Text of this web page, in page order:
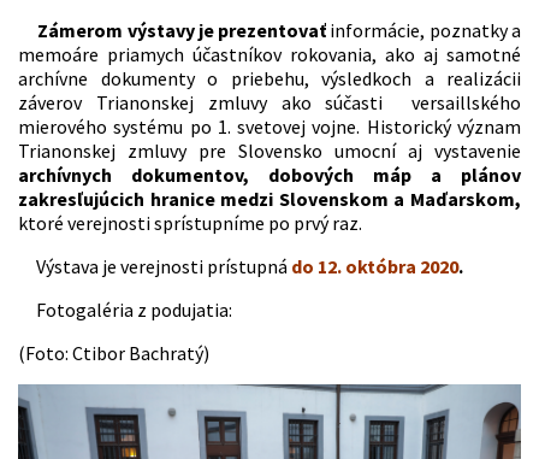
Zámerom výstavy je prezentovať informácie, poznatky a
memoáre priamych účastníkov rokovania, ako aj samotné
archívne dokumenty o priebehu, výsledkoch a realizácii
záverov Trianonskej zmluvy ako súčasti versaillského
mierového systému po 1. svetovej vojne. Historický význam
Trianonskej zmluvy pre Slovensko umocní aj vystavenie
archívnych dokumentov, dobových máp a plánov
zakresľujúcich hranice medzi Slovenskom a Maďarskom,
ktoré verejnosti sprístupníme po prvý raz.
Výstava je verejnosti prístupná do 12. októbra 2020.
Fotogaléria z podujatia:
(Foto: Ctibor Bachratý)